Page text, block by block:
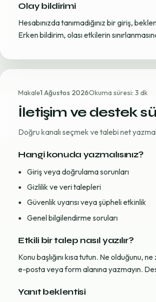
Olay bildirimi
Hesabınızda tanımadığınız bir giriş,
Erken bildirim, olası etkilerin
Makale1 Ağustos 2026Okuma süresi: 3 dk
İletişim ve destek
Doğru kanalı seçmek ve talebi net
Hangi konuda yazmalısınız?
Giriş veya doğrulama sorunları
Gizlilik ve veri talepleri
Güvenlik uyarısı veya şüpheli etkinlik
Genel bilgilendirme soruları
Etkili bir talep nasıl yazılır?
Konu başlığını kısa tutun. Ne olduğunu,
e-posta veya form alanına yazmayın.
Yanıt beklentisi